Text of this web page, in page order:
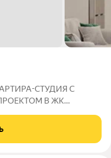
СТУДИЯ С
В ЖК